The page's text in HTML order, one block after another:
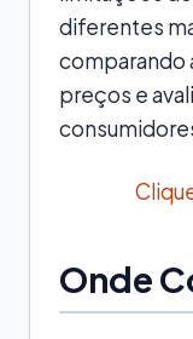
diferentes
comparando
preços e
Onde